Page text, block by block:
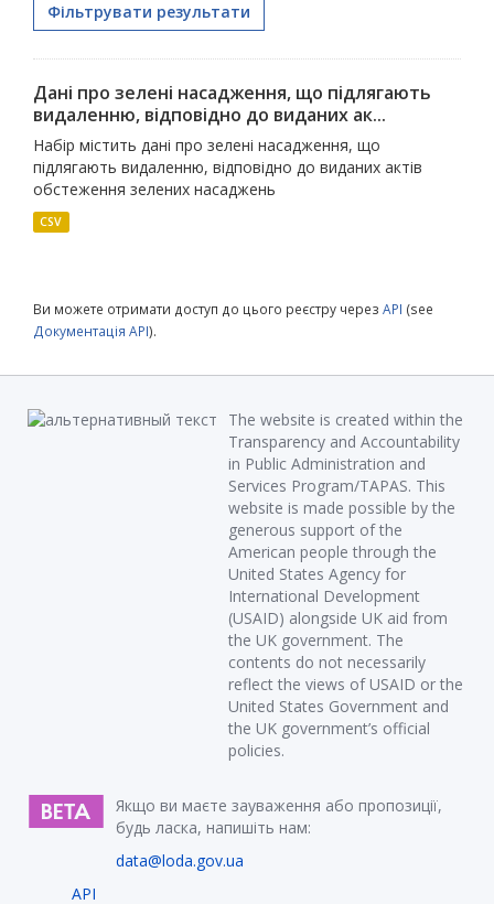
Фільтрувати результати
Дані про зелені насадження, що підлягають
видаленню, відповідно до виданих ак...
Набір містить дані про зелені насадження, що
підлягають видаленню, відповідно до виданих актів
обстеження зелених насаджень
CSV
Ви можете отримати доступ до цього реєстру через API (see
Документація API).
The website is created within the
Transparency and Accountability
in Public Administration and
Services Program/TAPAS. This
website is made possible by the
generous support of the
American people through the
United States Agency for
International Development
(USAID) alongside UK aid from
the UK government. The
contents do not necessarily
reflect the views of USAID or the
United States Government and
the UK government’s official
policies.
Якщо ви маєте зауваження або пропозиції,
будь ласка, напишіть нам:
data@loda.gov.ua
API